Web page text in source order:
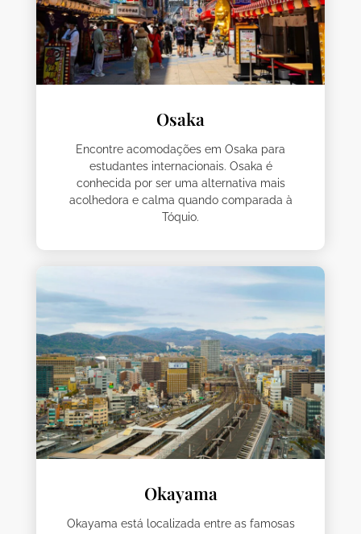
Osaka
Encontre acomodações em Osaka para
estudantes internacionais. Osaka é
conhecida por ser uma alternativa mais
acolhedora e calma quando comparada à
Tóquio.
Okayama
Okayama está localizada entre as famosas